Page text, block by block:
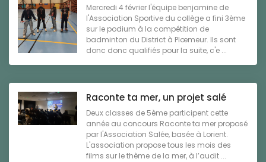
Mercredi 4 février l'équipe benjamine de
l'Association Sportive du collège a fini 3ème
sur le podium à la compétition de
badminton du District à Plœmeur. Ils sont
donc donc qualifiés pour la suite, c'e ...
Raconte ta mer, un projet salé
Deux classes de 5ème participent cette
année au concours Raconte ta mer proposé
par l'Association Salée, basée à Lorient.
L'association propose tous les mois des
films sur le thème de la mer, à l’audit ...